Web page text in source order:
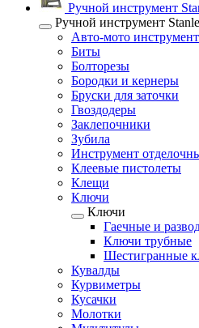
Ручной инструмент
Ручной инструмент
Авто-мото инструмент
Биты
Болторезы
Бородки и кернеры
Бруски для заточки
Гвоздодеры
Заклепочники
Зубила
Инструмент
Клеевые пистолеты
Клещи
Ключи
Ключи
Гаечные и
Ключи трубные
Шестигранные
Кувалды
Курвиметры
Кусачки
Молотки